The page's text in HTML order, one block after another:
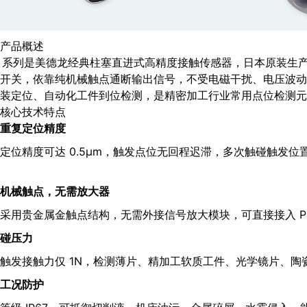
品概述
列是美德龙经典柱塞直进式高精度接触传感器，日本原装生
关，依靠纯机械触点通断输出信号，不受电磁干扰、电压波
定位、自动化工件到位检测，是精密加工行业常用点位检测
心技术特点
复定位精度
位精度可达 0.5μm，触发点位无回程迟滞，多次触碰触发位
械触点，无需放大器
用贵金属金触点结构，无需外接信号放大模块，可直接接入
压力
发接触力仅 1N，检测薄片、精加工软质工件、光学镜片、
况防护